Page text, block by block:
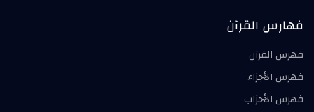
فهارس القرآن
فهرس القرآن
فهرس الأجزاء
فهرس الأحزاب